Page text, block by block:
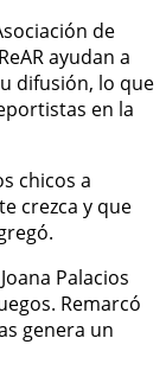
de
ayudan a
difusión, lo que
en la
chicos a
crezca y que
Palacios
Remarcó
genera un